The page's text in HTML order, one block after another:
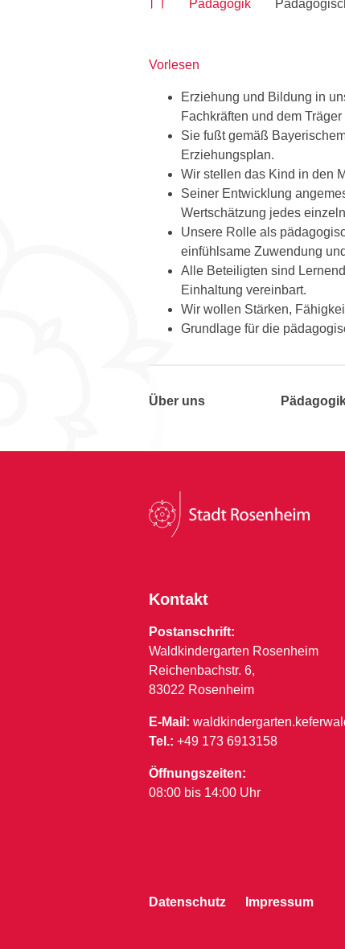
Pädagogik
Vorlesen
Erziehung und Bildung in
Fachkräften und dem Träger
Sie fußt gemäß
Erziehungsplan.
Wir stellen das Kind in den
Seiner Entwicklung
Wertschätzung jedes
Unsere Rolle als
einfühlsame Zuwendung
Alle Beteiligten sind
Einhaltung vereinbart.
Wir wollen Stärken,
Grundlage für die
Über uns
Kontakt
Postanschrift:
Waldkindergarten Rosenheim
Reichenbachstr. 6,
83022 Rosenheim
E-Mail:
Tel.: +49 173 6913158
Öffnungszeiten:
08:00 bis 14:00 Uhr
Datenschutz Impressum